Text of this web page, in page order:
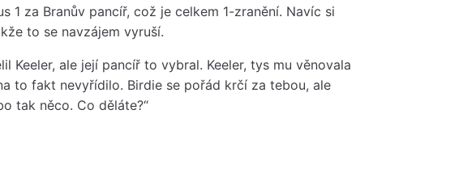
1 za Branův pancíř, což je celkem 1-zranění. Navíc si
to se navzájem vyruší.
Keeler, ale její pancíř to vybral. Keeler, tys mu věnovala
to fakt nevyřídilo. Birdie se pořád krčí za tebou, ale
tak něco. Co děláte?“